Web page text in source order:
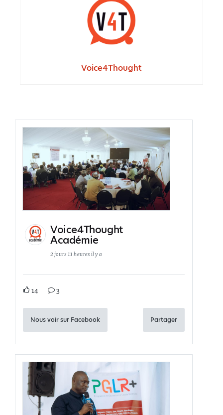
Voice4Thought
Voice4Thought
Académie
2 jours 11 heures il y a
14 3
Nous voir sur Facebook Partager